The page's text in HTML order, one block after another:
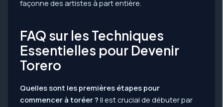
façonne des artistes à part entière.
FAQ sur les Techniques
Essentielles pour Devenir
Torero
Quelles sont les premières étapes pour
commencer à toréer ? Il est crucial de débuter par